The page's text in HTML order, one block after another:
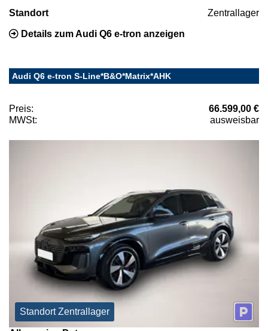
Standort Zentrallager
Details zum Audi Q6 e-tron anzeigen
Audi Q6 e-tron S-Line*B&O*Matrix*AHK
Preis:
66.599,00 €
MWSt:
ausweisbar
Standort Zentrallager